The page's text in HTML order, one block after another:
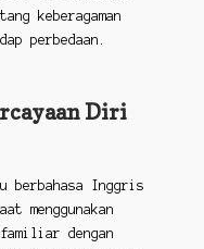
keberagaman
perbedaan.
Diri
berbahasa Inggris
menggunakan
dengan